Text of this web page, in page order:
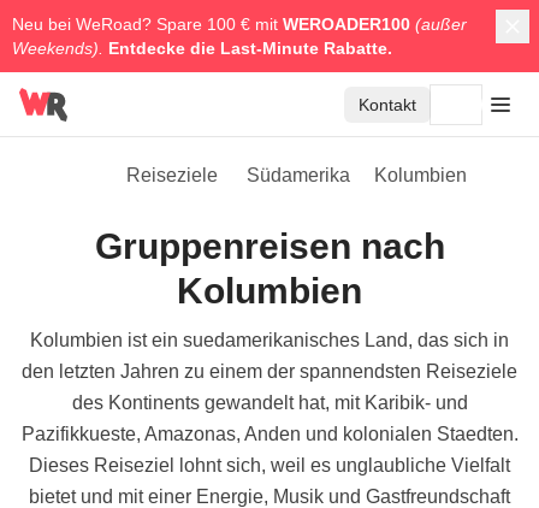
Neu bei WeRoad? Spare 100 € mit WEROADER100 (außer
Weekends).
Entdecke die Last-Minute Rabatte.
Kontakt
Reiseziele Südamerika Kolumbien
Gruppenreisen nach
Kolumbien
Kolumbien ist ein suedamerikanisches Land, das sich in
den letzten Jahren zu einem der spannendsten Reiseziele
des Kontinents gewandelt hat, mit Karibik- und
Pazifikkueste, Amazonas, Anden und kolonialen Staedten.
Dieses Reiseziel lohnt sich, weil es unglaubliche Vielfalt
bietet und mit einer Energie, Musik und Gastfreundschaft